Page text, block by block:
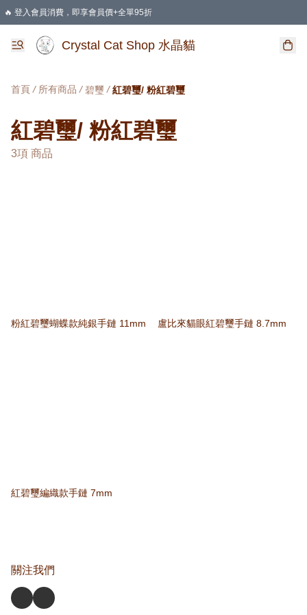
🔥 登入會員消費，即享會員價+全單95折
🛍️ 購物滿HKD 400 即享免運費優惠
Crystal Cat Shop 水晶貓
首頁 / 所有商品 / 碧璽 / 紅碧璽/ 粉紅碧璽
紅碧璽/ 粉紅碧璽
3項 商品
粉紅碧璽蝴蝶款純銀手鏈 11mm 盧比來貓眼紅碧璽手鏈 8.7mm
紅碧璽編織款手鏈 7mm
關注我們